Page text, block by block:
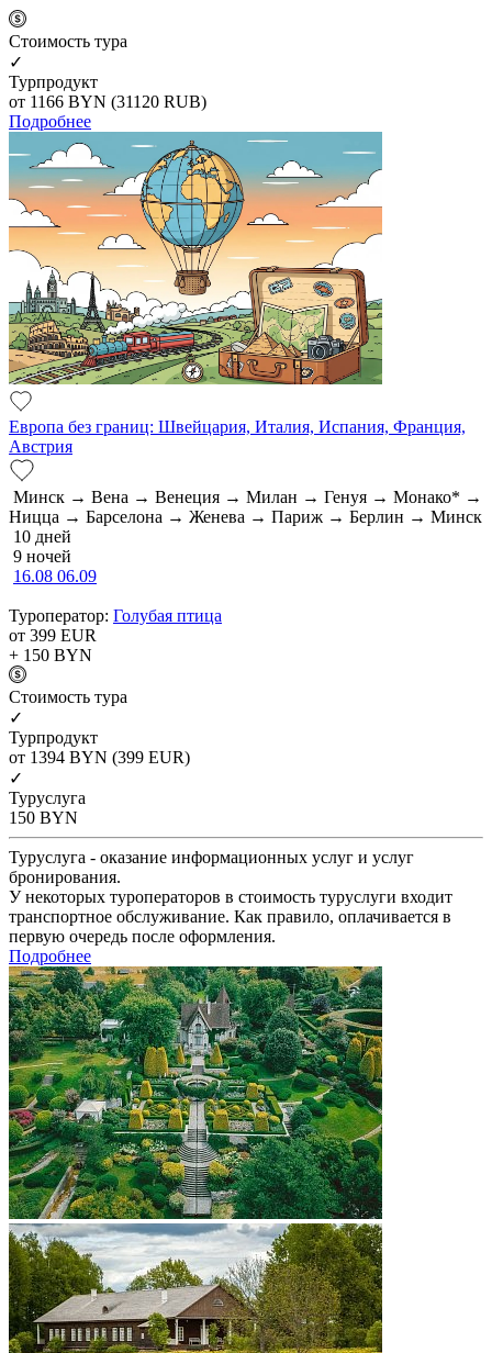
Cтоимость тура
✓
Турпродукт
от 1166 BYN (31120 RUB)
Подробнее
Европа без границ: Швейцария, Италия, Испания, Франция,
Австрия
Минск → Вена → Венеция → Милан → Генуя → Монако* →
Ницца → Барселона → Женева → Париж → Берлин → Минск
10 дней
9 ночей
16.08 06.09
Туроператор: Голубая птица
от 399 EUR
+ 150 BYN
Cтоимость тура
✓
Турпродукт
от 1394 BYN (399 EUR)
✓
Туруслуга
150 BYN
Туруслуга - оказание информационных услуг и услуг
бронирования.
У некоторых туроператоров в стоимость туруслуги входит
транспортное обслуживание. Как правило, оплачивается в
первую очередь после оформления.
Подробнее